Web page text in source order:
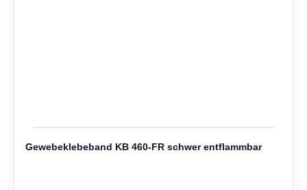
Gewebeklebeband KB 460-FR schwer entflammbar